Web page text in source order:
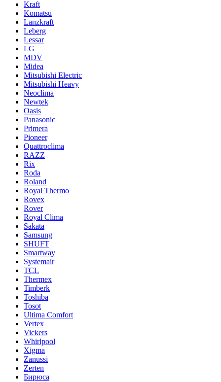
Kraft
Komatsu
Lanzkraft
Leberg
Lessar
LG
MDV
Midea
Mitsubishi Electric
Mitsubishi Heavy
Neoclima
Newtek
Oasis
Panasonic
Primera
Pioneer
Quattroclima
RAZZ
Rix
Roda
Roland
Royal Thermo
Rovex
Rover
Royal Clima
Sakata
Samsung
SHUFT
Smartway
Systemair
TCL
Thermex
Timberk
Toshiba
Tosot
Ultima Comfort
Vertex
Vickers
Whirlpool
Xigma
Zanussi
Zerten
Бирюса